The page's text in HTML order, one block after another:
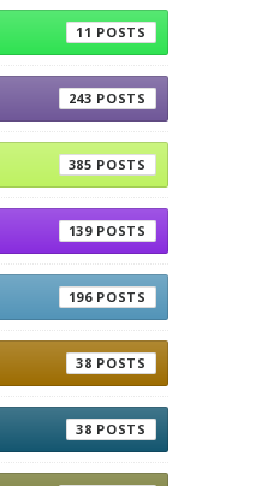
11
243
385
139
196
38
38